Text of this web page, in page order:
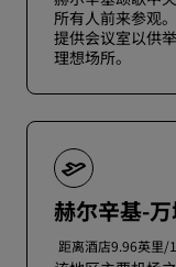
所有人前来参观
提供会议室以供
理想场所。
赫尔辛基-
距离酒店9.96英里/